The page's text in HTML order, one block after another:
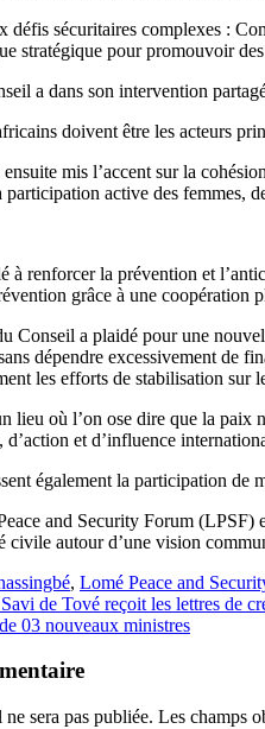
défis sécuritaires complexes :
stratégique pour promouvoir
a dans son intervention
doivent être les acteurs
mis l’accent sur la
active des femmes,
à renforcer la prévention et
grâce à une coopération
Conseil a plaidé pour une
dépendre excessivement de
les efforts de stabilisation sur
lieu où l’on ose dire que la paix
et d’influence
également la participation de
and Security Forum (LPSF)
civile autour d’une vision
, Lomé Peace and
de Tové reçoit les lettres de
03 nouveaux ministres
sera pas publiée. Les champs